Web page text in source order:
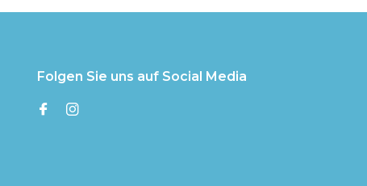
Folgen Sie uns auf Social Media